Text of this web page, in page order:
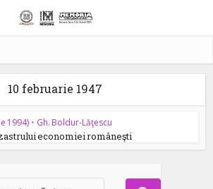
10 februarie 1947
1994) • Gh. Boldur-Lăţescu
economiei româneşti